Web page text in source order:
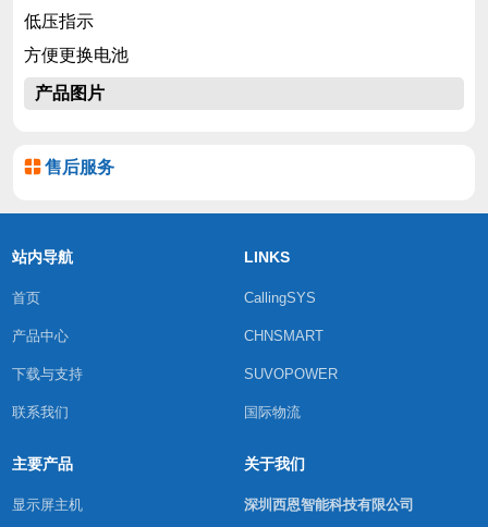
低压指示
方便更换电池
产品图片
售后服务
站内导航
首页
产品中心
下载与支持
联系我们
LINKS
CallingSYS
CHNSMART
SUVOPOWER
国际物流
主要产品
显示屏主机
关于我们
深圳西恩智能科技有限公司